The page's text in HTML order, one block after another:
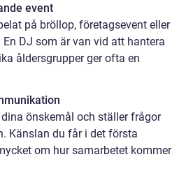
event
på bröllop, företagsevent eller
DJ som är van vid att hantera
åldersgrupper ger ofta en
önskemål och ställer frågor
Känslan du får i det första
om hur samarbetet kommer